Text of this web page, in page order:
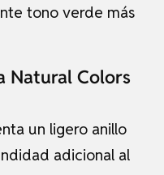
tono verde más
Natural Colors
un ligero anillo
adicional al